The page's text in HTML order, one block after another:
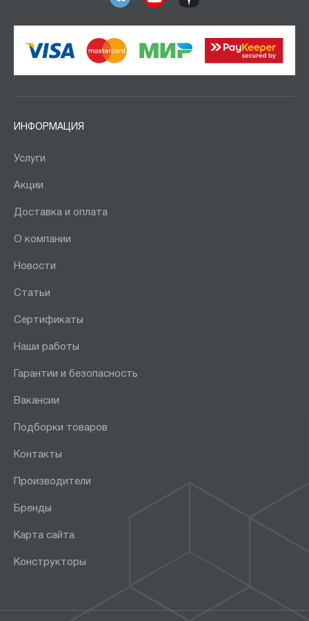
ИНФОРМАЦИЯ
Услуги
Акции
Доставка и оплата
О компании
Новости
Статьи
Сертификаты
Наши работы
Гарантии и безопасность
Вакансии
Подборки товаров
Контакты
Производители
Бренды
Карта сайта
Конструкторы